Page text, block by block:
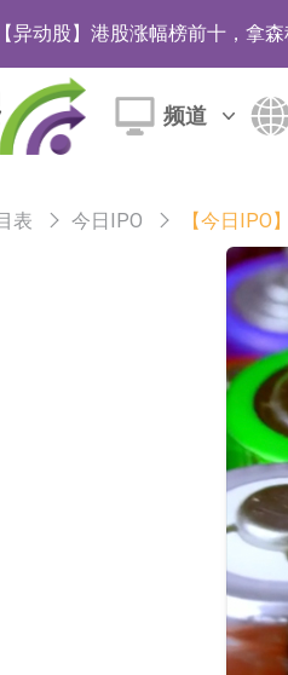
【异动股】港股涨幅榜前十，拿
神火股份：新疆神火铝水转化率已
异动股】焦炭Ⅲ板块下挫，陕西
远海科：与中远海运国际(香港
新莱应材：受益于半导体国产替
【异动股】港股跌幅榜前十，智
【异动股】港股涨幅榜前十，帝
深交所：鑫元中证电池主题交易
深交所：晶合集成(02249.HK)获
和光智成完成天使轮数千万融资
10年期港元特区政府机构债券将
5年期港元特区政府机构债券将
频道
表 今日IPO 【今日IPO